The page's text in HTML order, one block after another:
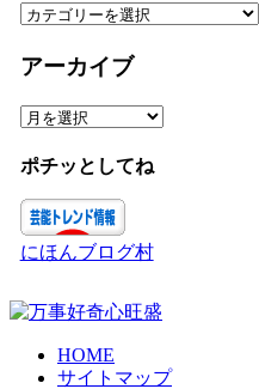
カ
ゴ
ー
アーカイブ
ア
カ
ブ
ポチッとしてね
にほんブログ村
HOME
サイトマップ